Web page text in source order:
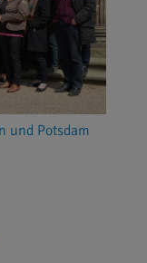
und Potsdam